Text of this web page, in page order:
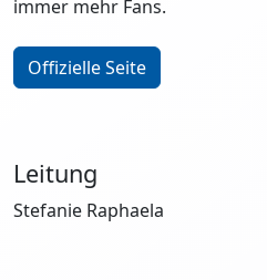
immer mehr Fans.
Offizielle Seite
Leitung
Stefanie Raphaela